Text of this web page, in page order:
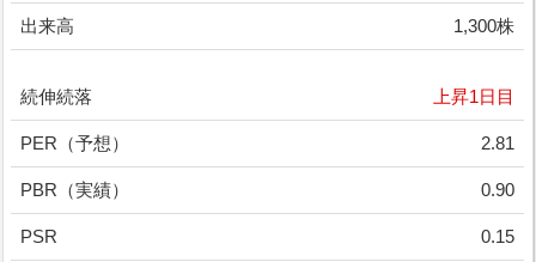
出来高 1,300株
続伸続落 上昇1日目
PER（予想） 2.81
PBR（実績） 0.90
PSR 0.15